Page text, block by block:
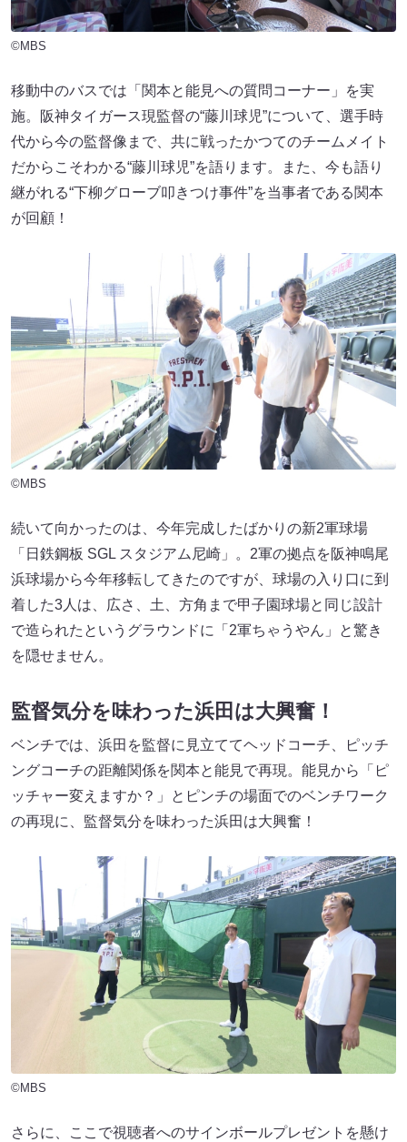
©MBS
移動中のバスでは「関本と能見への質問コーナー」を実
施。阪神タイガース現監督の“藤川球児”について、選手時
代から今の監督像まで、共に戦ったかつてのチームメイト
だからこそわかる“藤川球児”を語ります。また、今も語り
継がれる“下柳グローブ叩きつけ事件”を当事者である関本
が回顧！
©MBS
続いて向かったのは、今年完成したばかりの新2軍球場
「日鉄鋼板 SGL スタジアム尼崎」。2軍の拠点を阪神鳴尾
浜球場から今年移転してきたのですが、球場の入り口に到
着した3人は、広さ、土、方角まで甲子園球場と同じ設計
で造られたというグラウンドに「2軍ちゃうやん」と驚き
を隠せません。
監督気分を味わった浜田は大興奮！
ベンチでは、浜田を監督に見立ててヘッドコーチ、ピッチ
ングコーチの距離関係を関本と能見で再現。能見から「ピ
ッチャー変えますか？」とピンチの場面でのベンチワーク
の再現に、監督気分を味わった浜田は大興奮！
©MBS
さらに、ここで視聴者へのサインボールプレゼントを懸け